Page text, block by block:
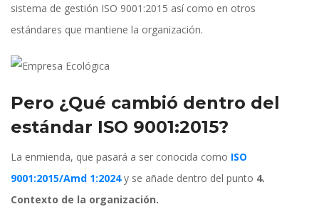
istema de gestión ISO 9001:2015 así como en otros
estándares que mantiene la organización.
Pero ¿Qué cambió dentro del
estándar ISO 9001:2015?
La enmienda, que pasará a ser conocida como ISO
9001:2015/Amd 1:2024 y se añade dentro del punto 4.
Contexto de la organización.